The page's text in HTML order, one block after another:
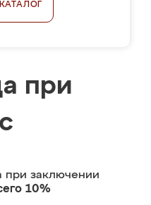
при
при заключении
10%